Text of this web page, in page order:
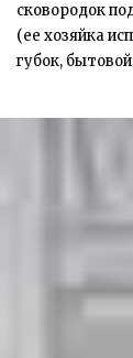
сковородок
(ее хозяйка
губок,